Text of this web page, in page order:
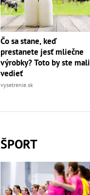
Čo sa stane, keď
prestanete jesť mliečne
výrobky? Toto by ste mali
vedieť
vysetrenie.sk
ŠPORT